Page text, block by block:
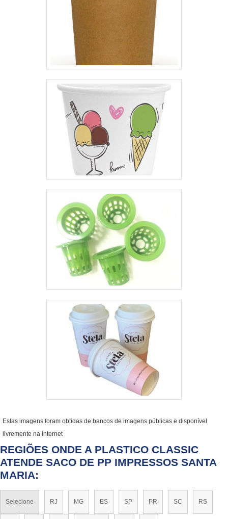
Estas imagens foram obtidas de bancos de imagens públicas e disponível
livremente na internet
REGIÕES ONDE A PLASTICO CLASSIC
ATENDE SACO DE PP IMPRESSOS SANTA
MARIA:
Selecione RJ MG ES SP PR SC RS